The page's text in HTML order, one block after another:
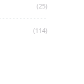
(25)
(114)